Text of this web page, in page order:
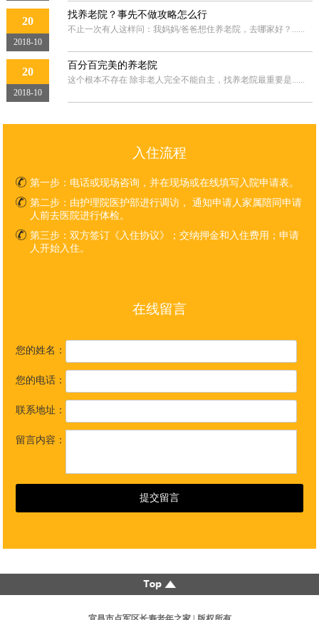
20
2018-10
找养老院？事先不做攻略怎么行
不止一次有人这样问：我妈妈/爸爸想住养老院，去哪家好？......
20
2018-10
百分百完美的养老院
这个根本不存在 除非老人完全不能自主，找养老院最重要是......
入住流程
第一步： 电话或现场咨询，并在现场或在线填写入院申请表。
第二步： 由护理院医护部进行调访， 通知申请人家属陪同申请
人前去医院进行体检。
第三步： 双方签订《入住协议》；交纳押金和入住费用；申请
人开始入住。
在线留言
您的姓名：
您的电话：
联系地址：
留言内容：